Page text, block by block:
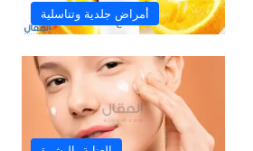
أمراض جلدية وتناسلية